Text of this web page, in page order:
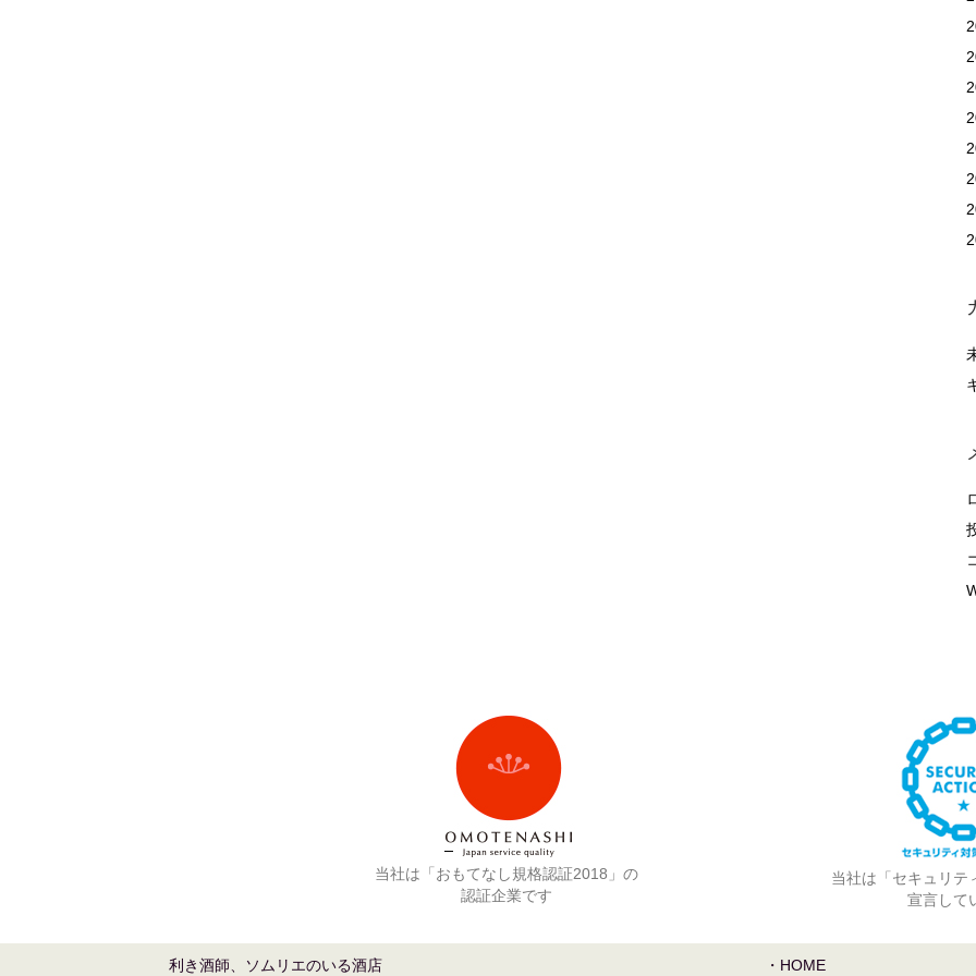
当社は「おもてなし規格認証2018」の
認証企業です
当社は「セキュリテ
宣言して
利き酒師、ソムリエのいる酒店 ・HOME